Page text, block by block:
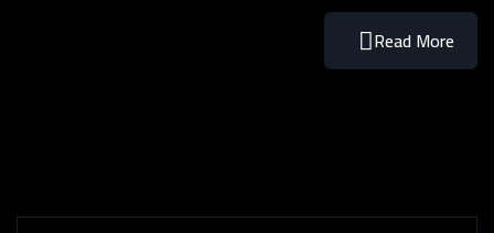
Read More